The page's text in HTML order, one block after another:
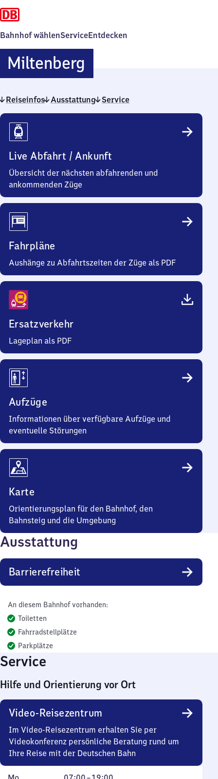
Bahnhof wählenServiceEntdecken
Miltenberg
Reiseinfos Ausstattung Service
Reiseinfos
Live Abfahrt / Ankunft
Übersicht der nächsten abfahrenden und
ankommenden Züge
Fahrpläne
Aushänge zu Abfahrtszeiten der Züge als PDF
Ersatzverkehr
Lageplan als PDF
Aufzüge
Informationen über verfügbare Aufzüge und
eventuelle Störungen
Karte
Orientierungsplan für den Bahnhof, den
Bahnsteig und die Umgebung
Ausstattung
Barrierefreiheit
An diesem Bahnhof vorhanden:
Toiletten
Fahrradstellplätze
Parkplätze
Service
Hilfe und Orientierung vor Ort
Video-Reisezentrum
Im Video-Reisezentrum erhalten Sie per
Videokonferenz persönliche Beratung rund um
Ihre Reise mit der Deutschen Bahn
Montag
Von